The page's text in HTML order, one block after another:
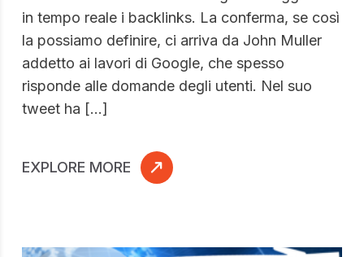
in tempo reale i backlinks. La conferma, se così
la possiamo definire, ci arriva da John Muller
addetto ai lavori di Google, che spesso
risponde alle domande degli utenti. Nel suo
tweet ha […]
EXPLORE MORE